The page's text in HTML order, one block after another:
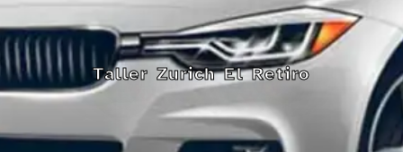
Taller Zurich El Retiro